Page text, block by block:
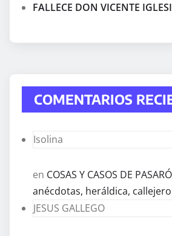
FALLECE DON VICENTE
COMENTARIOS
Isolina
en COSAS Y CASOS DE
anécdotas, heráldica,
JESUS GALLEGO